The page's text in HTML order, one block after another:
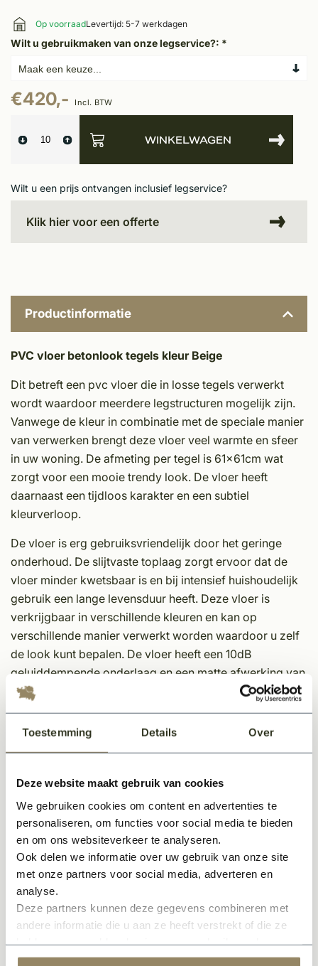
Toestemming Details Over
Deze website maakt gebruik van cookies
We gebruiken cookies om content en advertenties te
personaliseren, om functies voor social media te bieden
en om ons websiteverkeer te analyseren.
Ook delen we informatie over uw gebruik van onze site
met onze partners voor social media, adverteren en
analyse.
Deze partners kunnen deze gegevens combineren met
andere informatie die u aan ze heeft verstrekt of die ze
services.
Op voorraadLevertijd: 5-7 werkdagen
Wilt u gebruikmaken van onze legservice?: *
€420,- Incl. BTW
WINKELWAGEN
Wilt u een prijs ontvangen inclusief legservice?
Klik hier voor een offerte
Productinformatie
PVC vloer betonlook tegels kleur Beige
Dit betreft een pvc vloer die in losse tegels verwerkt
wordt waardoor meerdere legstructuren mogelijk zijn.
Vanwege de kleur in combinatie met de speciale manier
van verwerken brengt deze vloer veel warmte en sfeer
in uw woning. De afmeting per tegel is 61x61cm wat
zorgt voor een mooie trendy look. De vloer heeft
daarnaast een tijdloos karakter en een subtiel
kleurverloop.
De vloer is erg gebruiksvriendelijk door het geringe
onderhoud. De slijtvaste toplaag zorgt ervoor dat de
vloer minder kwetsbaar is en bij intensief huishoudelijk
gebruik een lange levensduur heeft. Deze vloer is
verkrijgbaar in verschillende kleuren en kan op
verschillende manier verwerkt worden waardoor u zelf
de look kunt bepalen. De vloer heeft een 10dB
geluiddempende onderlaag en een matte afwerking van
de 0,55mm toplaag.
verpakking verkocht.
legservice, kunt u zich aanmelden via de offerteknop
bovenaan deze pagina.
Indien u naast het leggen van de vloer ook een
deurmat bij ons bestelt, snijden wij deze op locatie op
maat bij het leggen van de vloer.
Indien u geen legservice wenst en de pvc vloer graag
wilt afhalen, kan dit alleen afgehaald worden nadat dit
telefonisch of per mail is bevestigd door KempiQ.